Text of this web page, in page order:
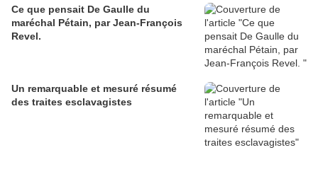
Ce que pensait De Gaulle du
maréchal Pétain, par Jean-François
Revel.
Un remarquable et mesuré résumé
des traites esclavagistes